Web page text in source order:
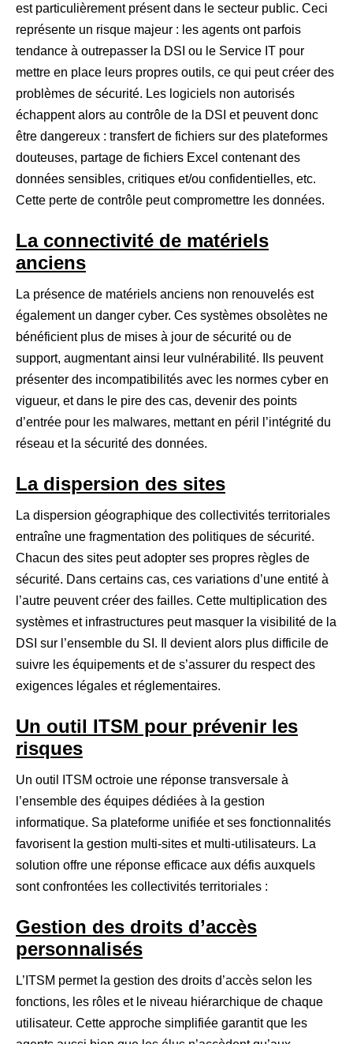
est particulièrement présent dans le secteur public. Ceci
représente un risque majeur : les agents ont parfois
tendance à outrepasser la DSI ou le Service IT pour
mettre en place leurs propres outils, ce qui peut créer des
problèmes de sécurité. Les logiciels non autorisés
échappent alors au contrôle de la DSI et peuvent donc
être dangereux : transfert de fichiers sur des plateformes
douteuses, partage de fichiers Excel contenant des
données sensibles, critiques et/ou confidentielles, etc.
Cette perte de contrôle peut compromettre les données.
La connectivité de matériels
anciens
La présence de matériels anciens non renouvelés est
également un danger cyber. Ces systèmes obsolètes ne
bénéficient plus de mises à jour de sécurité ou de
support, augmentant ainsi leur vulnérabilité. Ils peuvent
présenter des incompatibilités avec les normes cyber en
vigueur, et dans le pire des cas, devenir des points
d’entrée pour les malwares, mettant en péril l’intégrité du
réseau et la sécurité des données.
La dispersion des sites
La dispersion géographique des collectivités territoriales
entraîne une fragmentation des politiques de sécurité.
Chacun des sites peut adopter ses propres règles de
sécurité. Dans certains cas, ces variations d’une entité à
l’autre peuvent créer des failles. Cette multiplication des
systèmes et infrastructures peut masquer la visibilité de la
DSI sur l’ensemble du SI. Il devient alors plus difficile de
suivre les équipements et de s’assurer du respect des
exigences légales et réglementaires.
Un outil ITSM pour prévenir les
risques
Un outil ITSM octroie une réponse transversale à
l’ensemble des équipes dédiées à la gestion
informatique. Sa plateforme unifiée et ses fonctionnalités
favorisent la gestion multi-sites et multi-utilisateurs. La
solution offre une réponse efficace aux défis auxquels
sont confrontées les collectivités territoriales :
Gestion des droits d’accès
personnalisés
L’ITSM permet la gestion des droits d’accès selon les
fonctions, les rôles et le niveau hiérarchique de chaque
utilisateur. Cette approche simplifiée garantit que les